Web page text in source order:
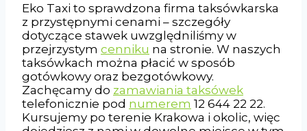
Eko Taxi to sprawdzona firma taksówkarska
z przystępnymi cenami – szczegóły
dotyczące stawek uwzględniliśmy w
przejrzystym cenniku na stronie. W naszych
taksówkach można płacić w sposób
gotówkowy oraz bezgotówkowy.
Zachęcamy do zamawiania taksówek
telefonicznie pod numerem 12 644 22 22.
Kursujemy po terenie Krakowa i okolic, więc